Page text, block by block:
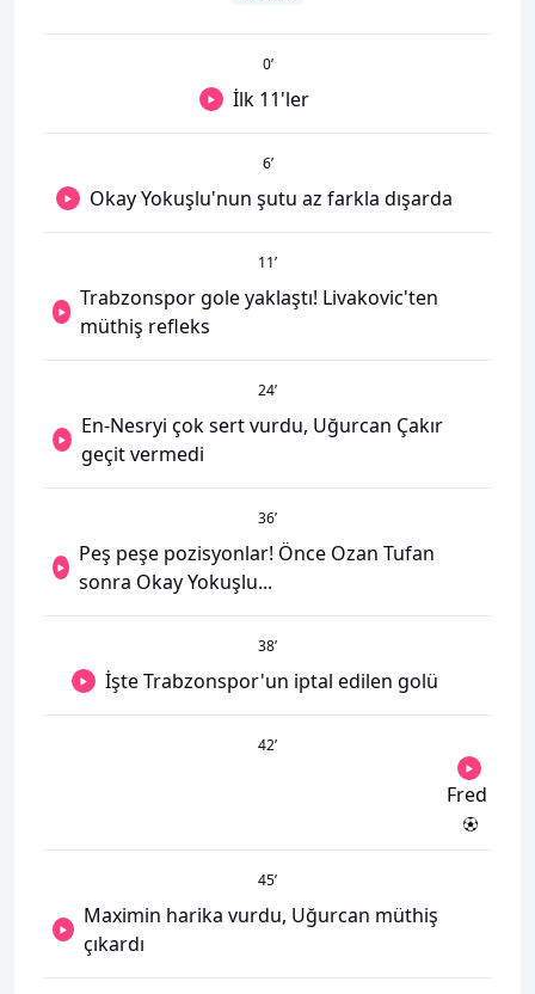
0’
İlk 11'ler
6’
Okay Yokuşlu'nun şutu az farkla dışarda
11’
Trabzonspor gole yaklaştı! Livakovic'ten
müthiş refleks
24’
En-Nesryi çok sert vurdu, Uğurcan Çakır
geçit vermedi
36’
Peş peşe pozisyonlar! Önce Ozan Tufan
sonra Okay Yokuşlu...
38’
İşte Trabzonspor'un iptal edilen golü
42’
Fred
45’
Maximin harika vurdu, Uğurcan müthiş
çıkardı